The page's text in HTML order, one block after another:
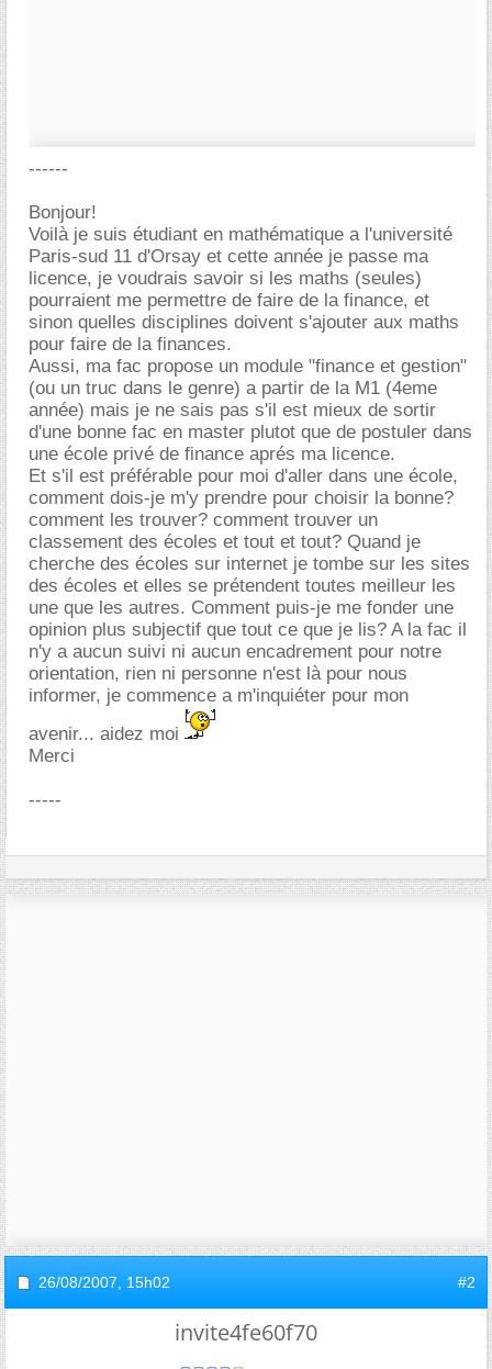
------
Bonjour!
Voilà je suis étudiant en mathématique a l'université
Paris-sud 11 d'Orsay et cette année je passe ma
licence, je voudrais savoir si les maths (seules)
pourraient me permettre de faire de la finance, et
sinon quelles disciplines doivent s'ajouter aux maths
pour faire de la finances.
Aussi, ma fac propose un module "finance et gestion"
(ou un truc dans le genre) a partir de la M1 (4eme
année) mais je ne sais pas s'il est mieux de sortir
d'une bonne fac en master plutot que de postuler dans
une école privé de finance aprés ma licence.
Et s'il est préférable pour moi d'aller dans une école,
comment dois-je m'y prendre pour choisir la bonne?
comment les trouver? comment trouver un
classement des écoles et tout et tout? Quand je
cherche des écoles sur internet je tombe sur les sites
des écoles et elles se prétendent toutes meilleur les
une que les autres. Comment puis-je me fonder une
opinion plus subjectif que tout ce que je lis? A la fac il
n'y a aucun suivi ni aucun encadrement pour notre
orientation, rien ni personne n'est là pour nous
informer, je commence a m'inquiéter pour mon
avenir... aidez moi
Merci
-----
26/08/2007, 15h02 #2
invite4fe60f70